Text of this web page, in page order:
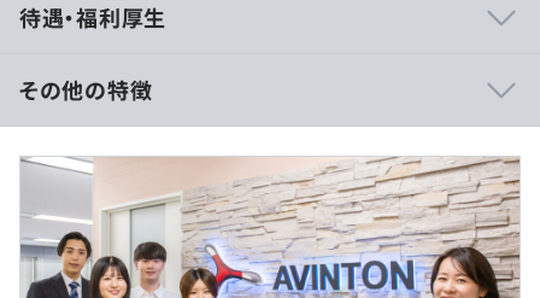
ていただくためにあえて社員は100名程度の体制に留めて
そのため、週に1回社長を交えて社員一人ひとりの進捗を
確認したり、2～3ヶ月に1回の定例面談できめ細やかなサ
ポートをすることが可能に。
また、エンジニア育成のためのTarent Deveropmentチー
ムが一緒に「Growth plan（成長計画）」を作成し計画に
基づいた案件をご用意します。
「将来のために、今何を頑張ればいいか」が明確なので着
実にステップアップしていける環境です！
待遇・福利厚生
月給32万円～＋各種手当
※上記は固定残業代（30時間分／60,800円）を含みま
※固定残業代は時間外労働の有無にかかわらず支給。
※30時間を超える時間外労働は割増支給。
その他の特徴